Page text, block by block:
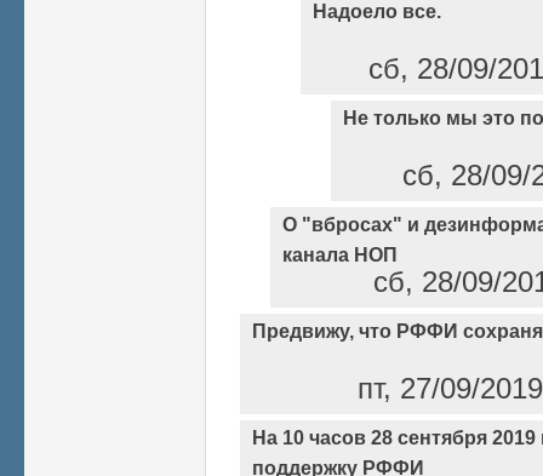
Надоело все.
сб, 28/09/
Не только мы это
сб, 28/
О "вбросах" и
канала НОП
сб, 28/09/
Предвижу, что РФФИ
пт, 27/09/
На 10 часов 28 сентября 2019
поддержку РФФИ